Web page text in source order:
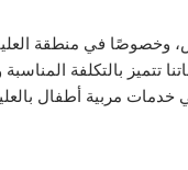
في منطقة
تتميز بالتكلفة
خدمات مربية أطفال